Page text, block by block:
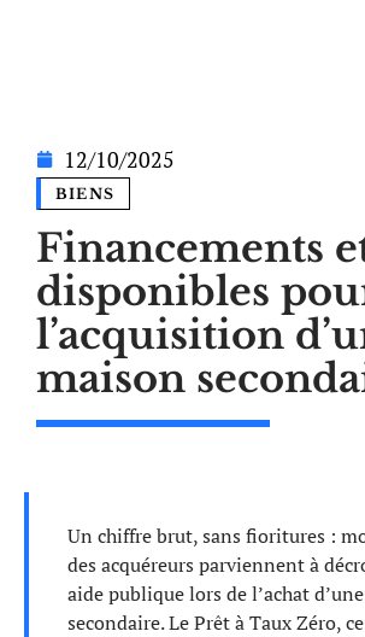
12/10/2025
BIENS
Financements
disponibles
l’acquisition
maison
Un chiffre brut, sans fioritures :
des acquéreurs parviennent à
aide publique lors de l’achat
secondaire. Le Prêt à Taux Zéro,